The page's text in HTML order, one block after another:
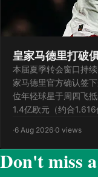
皇家马德里打破
本届夏季转会窗口持
家马德里官方确认签
位年轻球星于周四飞
1.4亿欧元（约合
·6 Aug 2026·0 views
Don't miss